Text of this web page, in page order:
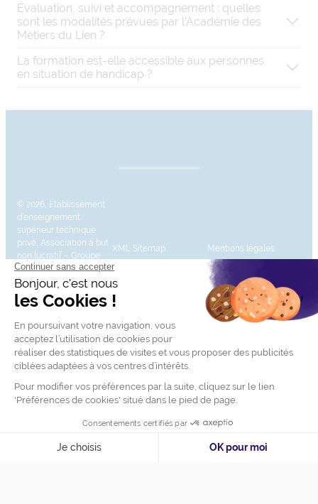
Évaluation, suivi et accompagnement : quelles
sont les modalités prévues par l’Académie des
Métiers du Lien ?
La formation est-elle accessible aux personnes
en situation de handicap ?
© 2026, Établissement
d’enseignement
supérieur technique
privé, Association à but
non lucratif – Groupe
IGENSIA Education –
Mise à jour site : Janvier
2026
XML Sitemap Mentions légales
personnelles
Contactez-nous